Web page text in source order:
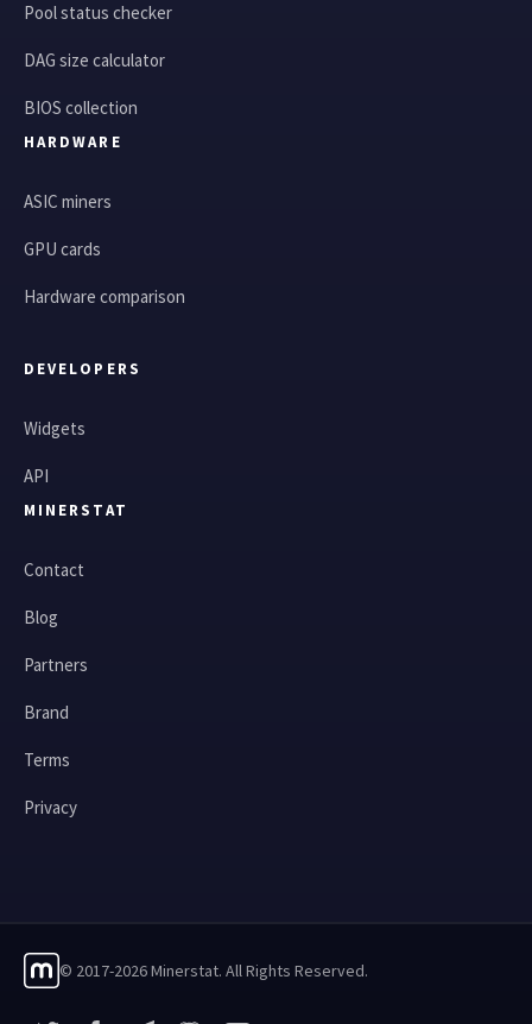
Pool status checker
DAG size calculator
BIOS collection
HARDWARE
ASIC miners
GPU cards
Hardware comparison
DEVELOPERS
Widgets
API
MINERSTAT
Contact
Blog
Partners
Brand
Terms
Privacy
© 2017-2026 Minerstat. All Rights Reserved.
FacebookTelegramYouTube